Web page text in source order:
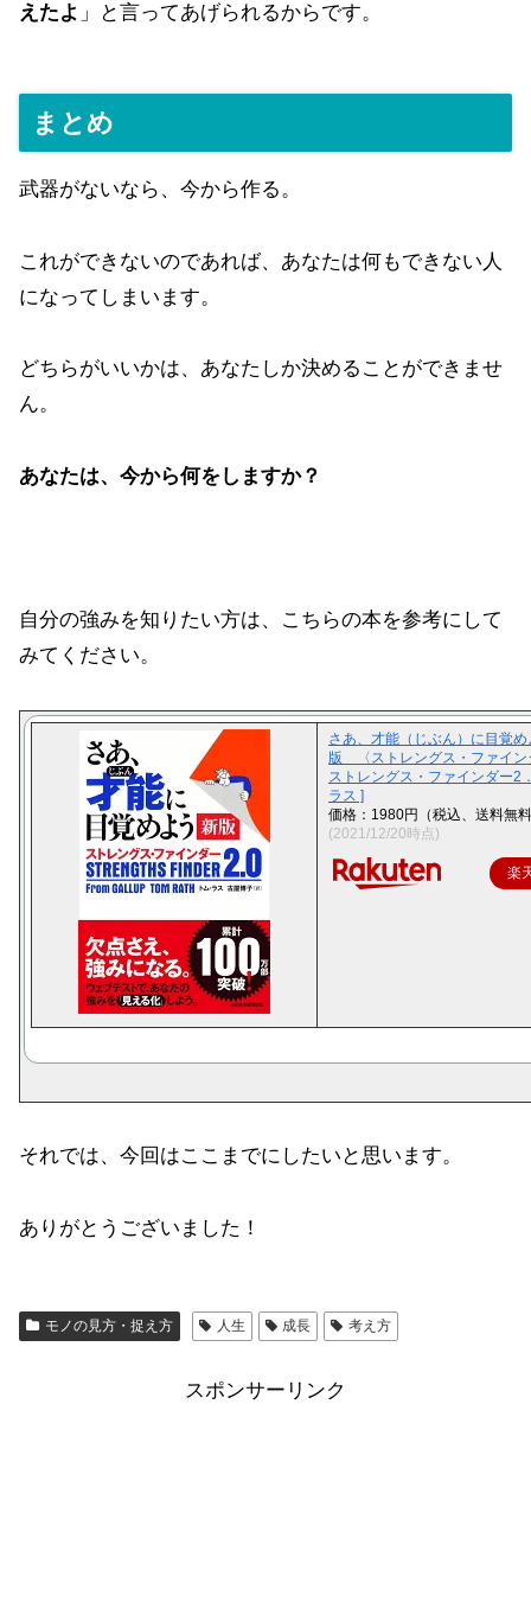
えたよ 」と言ってあげられるからです。
まとめ
武器がないなら、今から作る。
これができないのであれば、あなたは何もできない人
になってしまいます。
どちらがいいかは、あなたしか決めることができませ
ん。
あなたは、今から何をしますか？
自分の強みを知りたい方は、こちらの本を参考にして
みてください。
さあ、才能（じぶん）に目覚
版 〈ストレングス・ファイン
ストレングス・ファインダー2
ラス ]
価格：1980円（税込、送料無
(2021/12/20時点)
楽
それでは、今回はここまでにしたいと思います。
ありがとうございました！
モノの見方・捉え方 人生 成長 考え方
スポンサーリンク